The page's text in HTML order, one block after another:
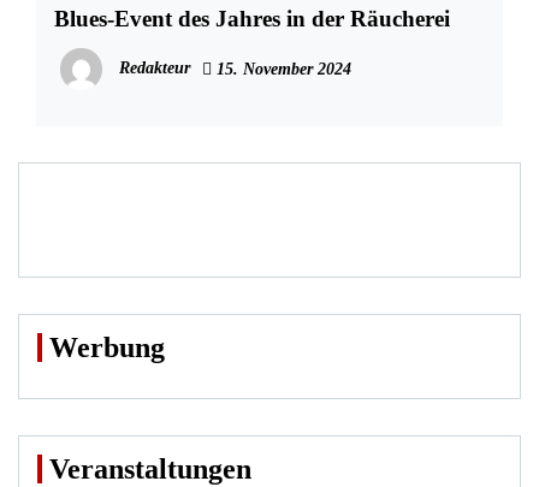
Blues-Event des Jahres in der Räucherei
Redakteur 15. November 2024
Werbung
Veranstaltungen